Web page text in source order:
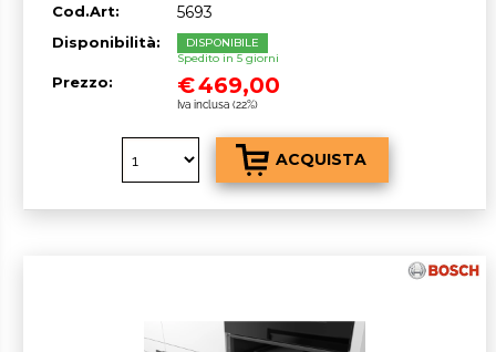
Cod.Art: 5693
Disponibilità:
DISPONIBILE
Spedito in 5 giorni
Prezzo: €469,00
Iva inclusa (22%)